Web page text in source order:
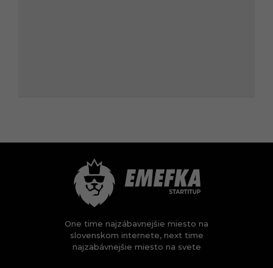
One time najzábavnejšie miesto na
slovenskom internete, next time
najzabávnejšie miesto na svete